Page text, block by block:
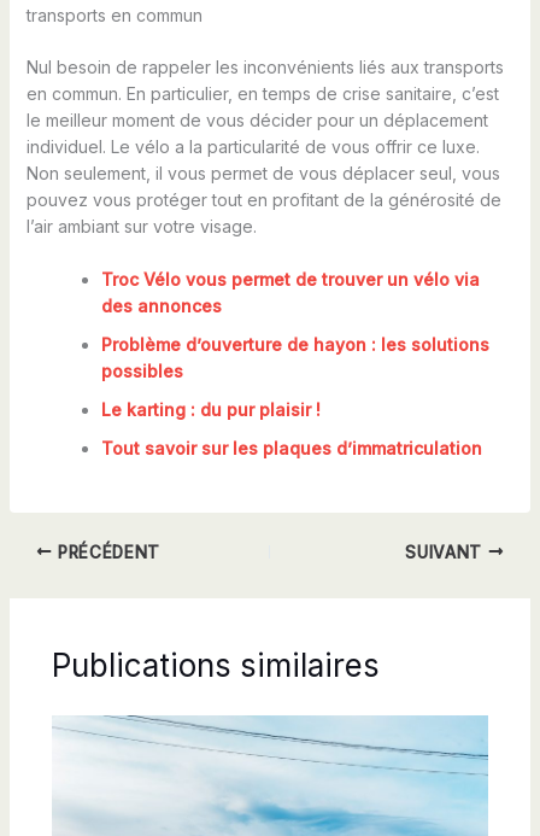
transports en commun
Nul besoin de rappeler les inconvénients liés aux transports
en commun. En particulier, en temps de crise sanitaire, c’est
le meilleur moment de vous décider pour un déplacement
individuel. Le vélo a la particularité de vous offrir ce luxe.
Non seulement, il vous permet de vous déplacer seul, vous
pouvez vous protéger tout en profitant de la générosité de
l’air ambiant sur votre visage.
Troc Vélo vous permet de trouver un vélo via
des annonces
Problème d’ouverture de hayon : les solutions
possibles
Le karting : du pur plaisir !
Tout savoir sur les plaques d’immatriculation
PRÉCÉDENT SUIVANT
Publications similaires